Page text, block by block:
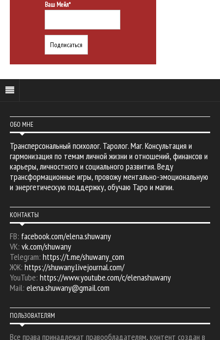
Ваш Мейл*
ОБО МНЕ
Трансперсональный психолог. Таролог. Маг. Консультация и
гармонизация по темам личной жизни и отношений, финансов и
карьеры, личностного и социального развития. Веду
трансформационные игры, провожу ментально-эмоциональную
и энергетическую поддержку, обучаю Таро и магии.
КОНТАКТЫ
FB: facebook.com/elena.shuwany
VK: vk.com/shuwany
Telegram: https://t.me/shuwany_com
ЖЖ: https://shuwany.livejournal.com/
YouTube: https://www.youtube.com/c/elenashuwany
Mail: elena.shuwany@gmail.com
ПОЛЬЗОВАТЕЛЯМ
Все права принадлежат правообладателям, контент создан в